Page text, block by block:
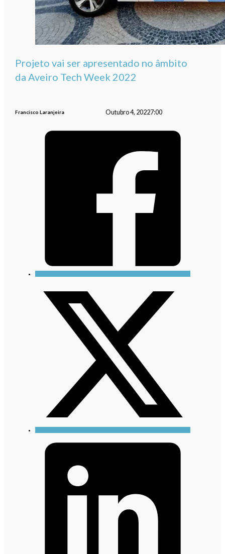
Projeto vai ser apresentado no âmbito
da Aveiro Tech Week 2022
Francisco Laranjeira Outubro 4, 20227:00